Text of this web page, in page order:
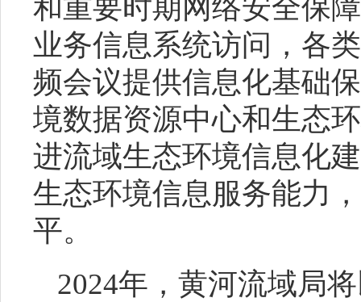
和重要时期网络安全保
业务信息系统访问，各
频会议提供信息化基础
境数据资源中心和生态
进流域生态环境信息化
生态环境信息服务能力
平。
2024年，黄河流域局